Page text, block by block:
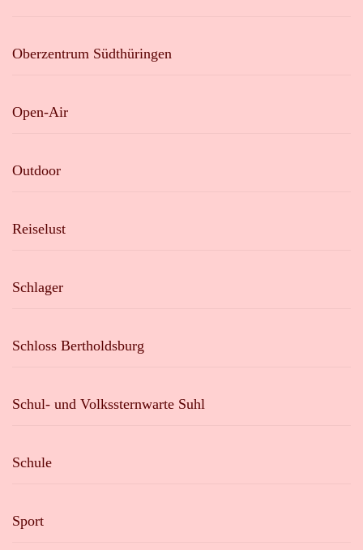
Oberzentrum Südthüringen
Open-Air
Outdoor
Reiselust
Schlager
Schloss Bertholdsburg
Schul- und Volkssternwarte Suhl
Schule
Sport